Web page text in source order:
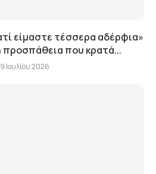
είμαστε τέσσερα αδέρφια»
προσπάθεια που κρατά...
Ιουλίου 2026